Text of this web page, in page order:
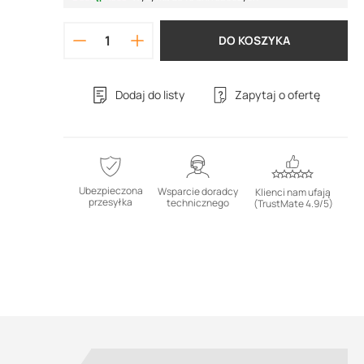
DO KOSZYKA
Dodaj do listy Zapytaj o ofertę
Ubezpieczona
przesyłka
Wsparcie doradcy
technicznego
Klienci nam ufają
(TrustMate 4.9/5)